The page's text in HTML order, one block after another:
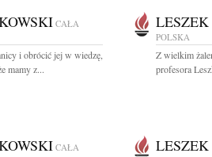
CAŁA
i obrócić jej w wiedzę,
mamy z...
POLSKA
Z wielkim
profesora
CAŁA